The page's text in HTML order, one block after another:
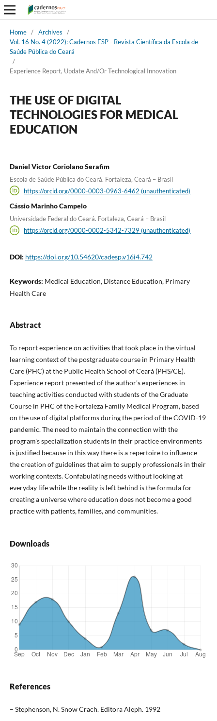
Home / Archives
/
Vol. 16 No. 4 (2022): Cadernos ESP - Revista Cientí­fica da Escola de
Saúde Pública do Ceará
/
Experience Report, Update And/Or Technological Innovation
THE USE OF DIGITAL
TECHNOLOGIES FOR MEDICAL
EDUCATION
Daniel Victor Coriolano Serafim
Escola de Saúde Pública do Ceará. Fortaleza, Ceará – Brasil
https://orcid.org/0000-0003-0963-6462 (unauthenticated)
Cássio Marinho Campelo
Universidade Federal do Ceará. Fortaleza, Ceará – Brasil
https://orcid.org/0000-0002-5342-7329 (unauthenticated)
DOI: https://doi.org/10.54620/cadesp.v16i4.742
Keywords: Medical Education, Distance Education, Primary
Health Care
Abstract
To report experience on activities that took place in the virtual
learning context of the postgraduate course in Primary Health
Care (PHC) at the Public Health School of Ceará (PHS/CE).
Experience report presented of the author's experiences in
teaching activities conducted with students of the Graduate
Course in PHC of the Fortaleza Family Medical Program, based
on the use of digital platforms during the period of the COVID-19
pandemic. The need to maintain the connection with the
program's specialization students in their practice environments
is justified because in this way there is a repertoire to influence
the creation of guidelines that aim to supply professionals in their
working contexts. Confabulating needs without looking at
everyday life while the reality is left behind is the formula for
creating a universe where education does not become a good
practice with patients, families, and communities.
Downloads
References
– Stephenson, N. Snow Crach. Editora Aleph. 1992